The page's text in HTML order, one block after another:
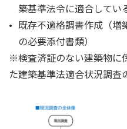
築基準法令に適合してい
既存不適格調書作成（増
の必要添付書類）
※検査済証のない建築物に
た建築基準法適合状況調査